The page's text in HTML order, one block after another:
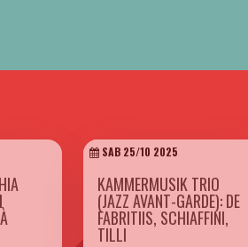
SAB 25/10 2025
KAMMERMUSIK TRIO
(JAZZ AVANT-GARDE): DE
FABRITIIS, SCHIAFFINI,
TILLI